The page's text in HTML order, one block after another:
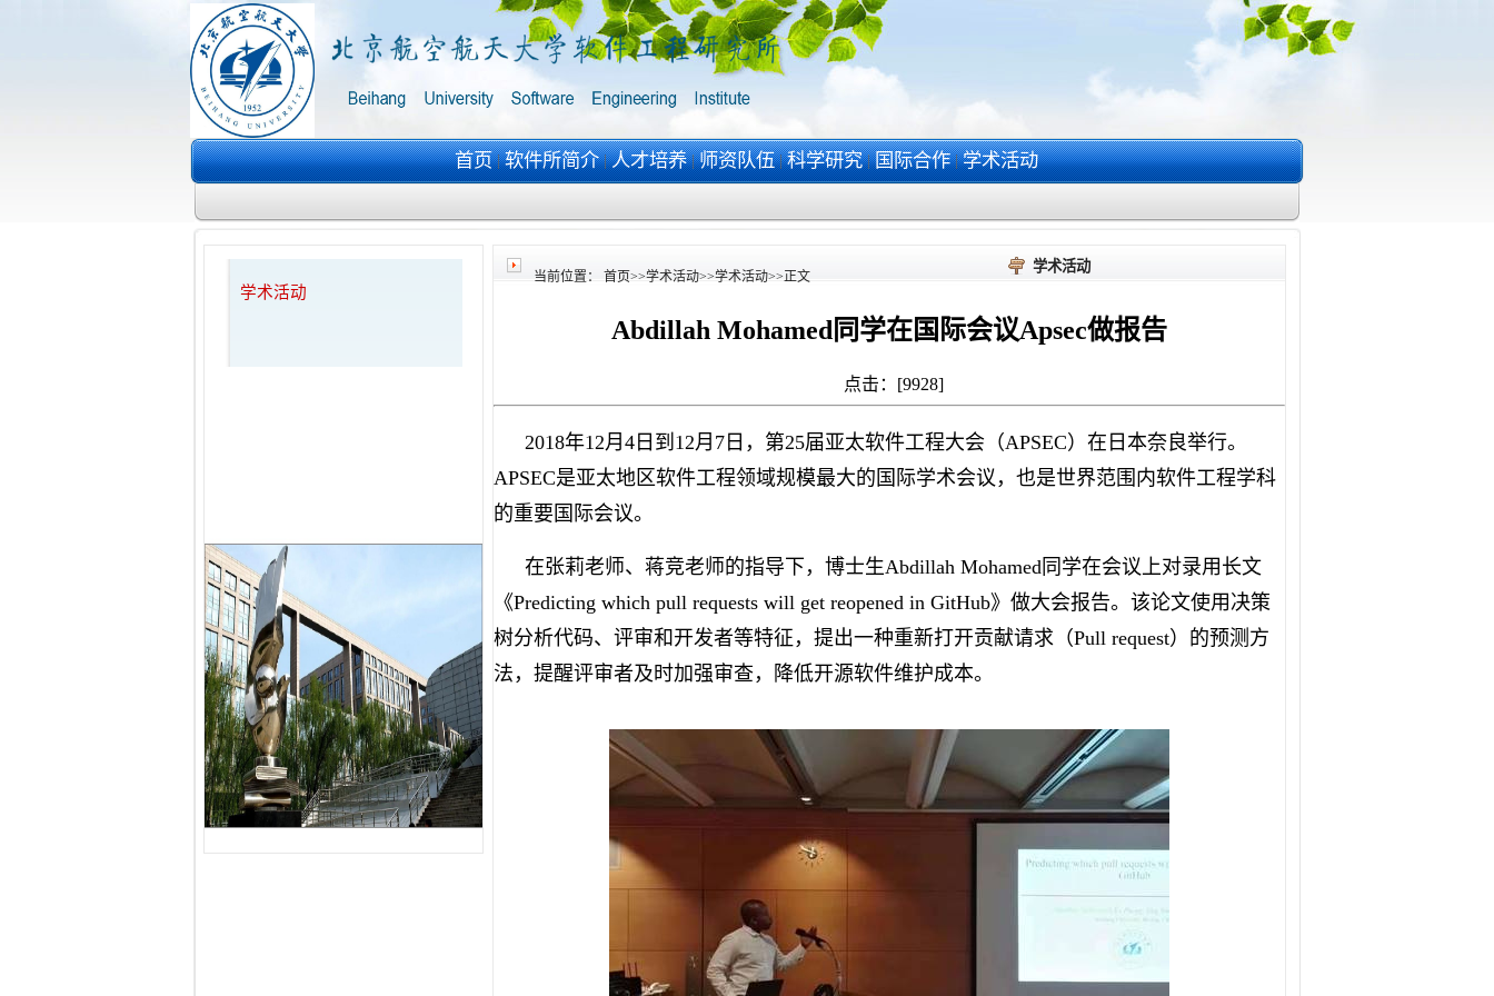
首页|软件所简介|人才培养|师资队伍|科学研究|国际合作|学术活动
学术活动
当前位置： 首页>>学术活动>>学术活动>>正文
学术活动
Abdillah Mohamed同学在国际会议Apsec做报告
点击：[9928]
2018年12月 4 日到 12月 7 日，第25届亚太软件工程大会（APSEC）在日本奈良举行。
APSEC是亚太地区软件工程领域规模最大的国际学术会议，也是世界范围内软件工程学科
的重要国际会议。
在张莉老师、蒋竞老师的指导下，博士生Abdillah Mohamed 同学在会议上对录用长文
《Predicting which pull requests will get reopened in GitHub》做大会报告。该论文使用决策
树分析代码、评审和开发者等特征，提出一种重新打开贡献请求（Pull request）的预测方
法，提醒评审者及时加强审查，降低开源软件维护成本。